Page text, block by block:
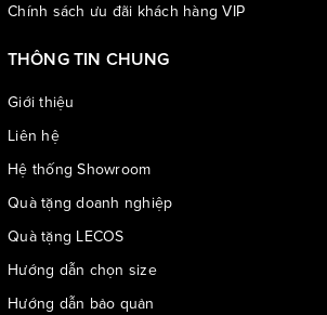
Chính sách ưu đãi khách hàng VIP
THÔNG TIN CHUNG
Giới thiệu
Liên hệ
Hệ thống Showroom
Quà tặng doanh nghiệp
Quà tặng LECOS
Hướng dẫn chọn size
Hướng dẫn bảo quản